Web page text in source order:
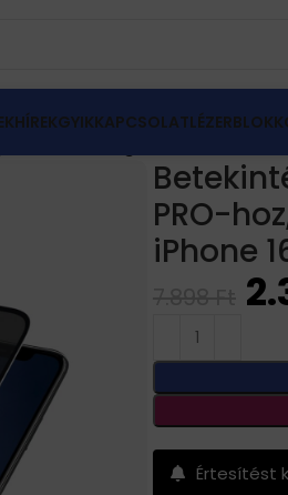
HÍREKGYIKKAPCSOLAT
fólia, üvegfólia iPhone 14
PRO-
iPhone
Értesítést